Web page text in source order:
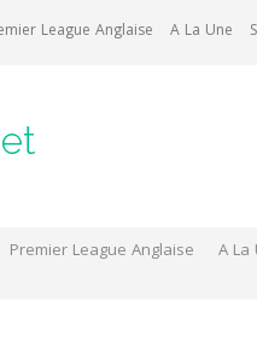
League Anglaise A La Une
Premier League Anglaise A La